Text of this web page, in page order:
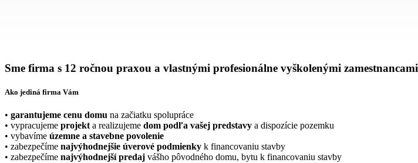
Sme firma s 12 ročnou praxou a vlastnými profesionálne vyškolenými zamestnancami
Ako jediná firma Vám
• garantujeme cenu domu na začiatku spolupráce
• vypracujeme projekt a realizujeme dom podľa vašej predstavy a dispozície pozemku
• vybavíme územne a stavebne povolenie
• zabezpečíme najvýhodnejšie úverové podmienky k financovaniu stavby
• zabezpečíme najvýhodnejší predaj vášho pôvodného domu, bytu k financovaniu stavby